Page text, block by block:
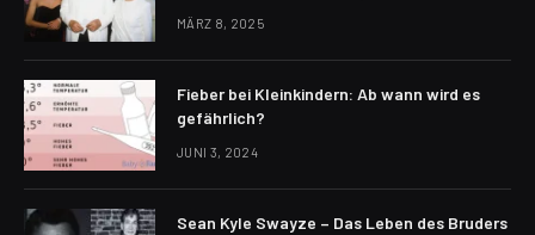
MÄRZ 8, 2025
Fieber bei Kleinkindern: Ab wann wird es
gefährlich?
JUNI 3, 2024
Sean Kyle Swayze – Das Leben des Bruders